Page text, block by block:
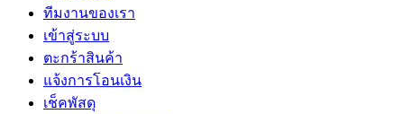
ทีมงานของเรา
เข้าสู่ระบบ
ตะกร้าสินค้า
แจ้งการโอนเงิน
เช็คพัสดุ